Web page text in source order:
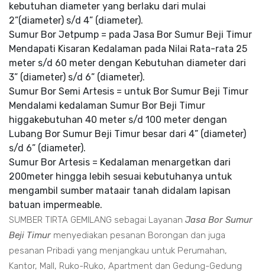
kebutuhan diameter yang berlaku dari mulai
2”(diameter) s/d 4” (diameter).
Sumur Bor Jetpump = pada Jasa Bor Sumur Beji Timur
Mendapati Kisaran Kedalaman pada Nilai Rata-rata 25
meter s/d 60 meter dengan Kebutuhan diameter dari
3” (diameter) s/d 6” (diameter).
Sumur Bor Semi Artesis = untuk Bor Sumur Beji Timur
Mendalami kedalaman Sumur Bor Beji Timur
higgakebutuhan 40 meter s/d 100 meter dengan
Lubang Bor Sumur Beji Timur besar dari 4” (diameter)
s/d 6” (diameter).
Sumur Bor Artesis = Kedalaman menargetkan dari
200meter hingga lebih sesuai kebutuhanya untuk
mengambil sumber mataair tanah didalam lapisan
batuan impermeable.
SUMBER TIRTA GEMILANG sebagai Layanan Jasa Bor Sumur
Beji Timur menyediakan pesanan Borongan dan juga
pesanan Pribadi yang menjangkau untuk Perumahan,
Kantor, Mall, Ruko-Ruko, Apartment dan Gedung-Gedung